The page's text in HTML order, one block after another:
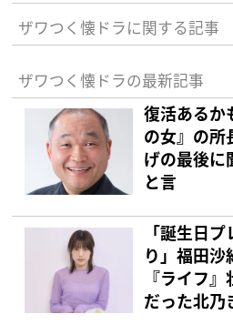
ザワつく懐ドラに関する記事
ザワつく懐ドラの最新記事
復活あるか
の女』の所
げの最後に
と言
「誕生日
り」福田沙
『ライフ
だった北乃